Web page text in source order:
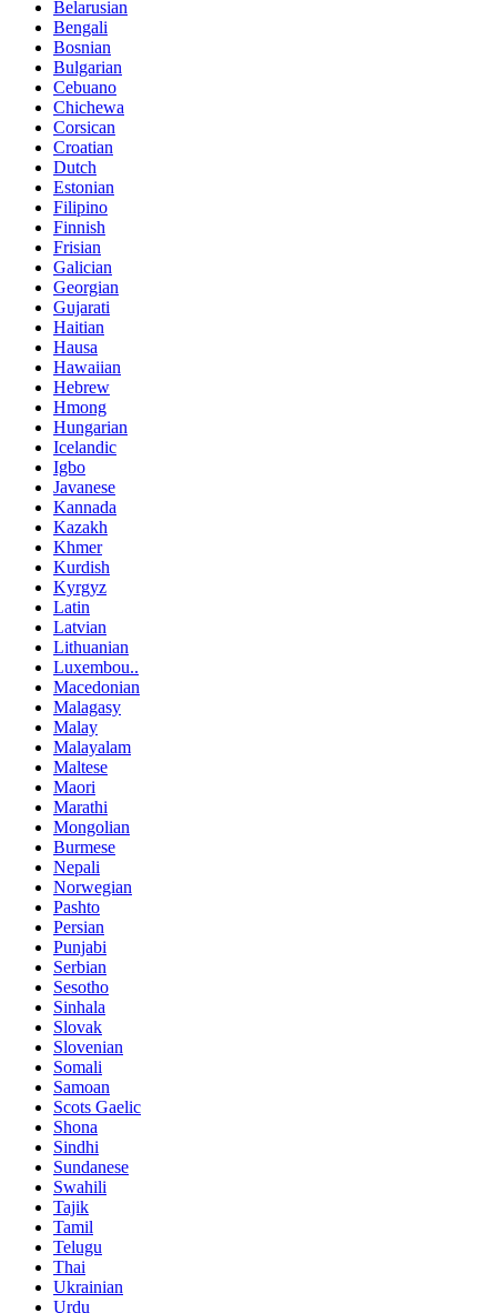
Belarusian
Bengali
Bosnian
Bulgarian
Cebuano
Chichewa
Corsican
Croatian
Dutch
Estonian
Filipino
Finnish
Frisian
Galician
Georgian
Gujarati
Haitian
Hausa
Hawaiian
Hebrew
Hmong
Hungarian
Icelandic
Igbo
Javanese
Kannada
Kazakh
Khmer
Kurdish
Kyrgyz
Latin
Latvian
Lithuanian
Luxembou..
Macedonian
Malagasy
Malay
Malayalam
Maltese
Maori
Marathi
Mongolian
Burmese
Nepali
Norwegian
Pashto
Persian
Punjabi
Serbian
Sesotho
Sinhala
Slovak
Slovenian
Somali
Samoan
Scots Gaelic
Shona
Sindhi
Sundanese
Swahili
Tajik
Tamil
Telugu
Thai
Ukrainian
Urdu